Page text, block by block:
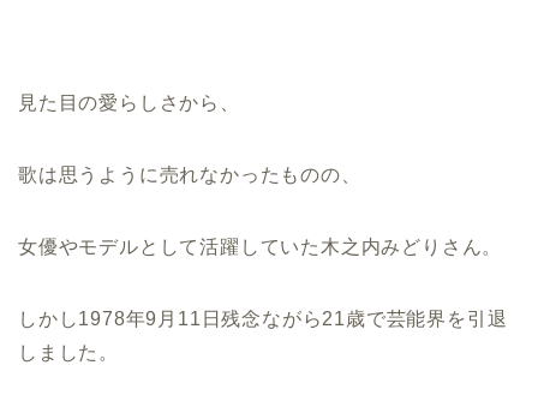
見た目の愛らしさから、
歌は思うように売れなかったものの、
女優やモデルとして活躍していた木之内みどりさん。
しかし1978年9月11日残念ながら21歳で芸能界を引退
しました。